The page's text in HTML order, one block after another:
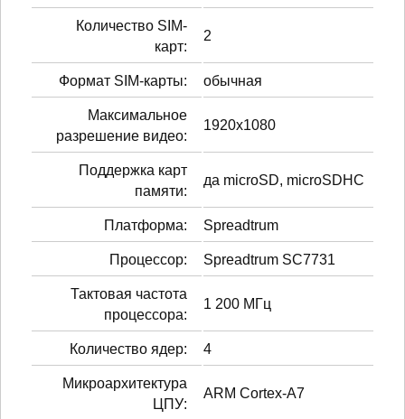
Количество SIM-
карт:
2
Формат SIM-карты: обычная
Максимальное
разрешение видео:
1920x1080
Поддержка карт
памяти:
да microSD, microSDHC
Платформа: Spreadtrum
Процессор: Spreadtrum SC7731
Тактовая частота
процессора:
1 200 МГц
Количество ядер: 4
Микроархитектура
ЦПУ:
ARM Cortex-A7